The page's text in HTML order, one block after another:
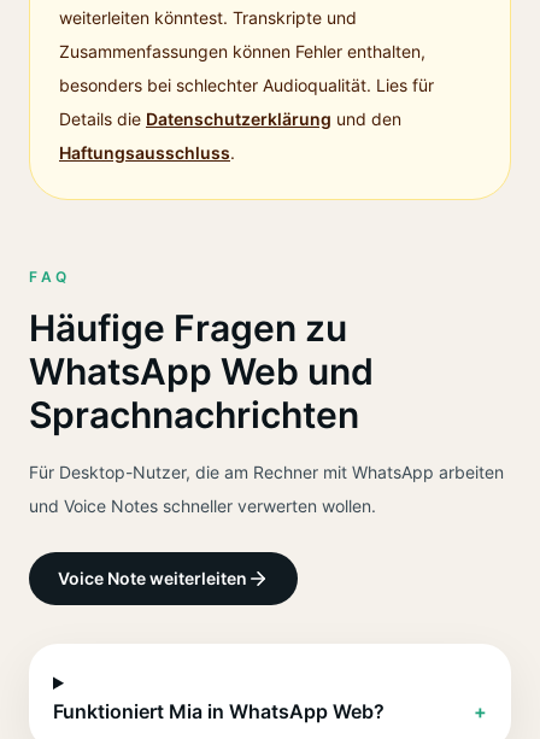
weiterleiten könntest. Transkripte und
Zusammenfassungen können Fehler enthalten,
besonders bei schlechter Audioqualität. Lies für
Details die Datenschutzerklärung und den
Haftungsausschluss.
FAQ
Häufige Fragen zu
WhatsApp Web und
Sprachnachrichten
Für Desktop-Nutzer, die am Rechner mit WhatsApp arbeiten
und Voice Notes schneller verwerten wollen.
Voice Note weiterleiten
Funktioniert Mia in WhatsApp Web? +